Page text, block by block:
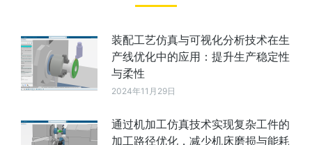
装配工艺仿真与可视化分析技术在生
产线优化中的应用：提升生产稳定性
与柔性
2024年11月29日
通过机加工仿真技术实现复杂工件的
加工路径优化，减少机床磨损与能耗